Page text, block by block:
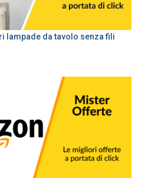
lampade da tavolo senza fili